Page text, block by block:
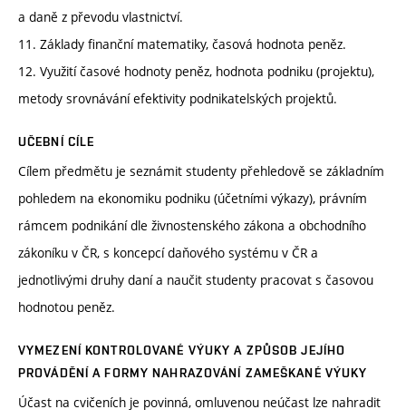
a daně z převodu vlastnictví.
11. Základy finanční matematiky, časová hodnota peněz.
12. Využití časové hodnoty peněz, hodnota podniku (projektu),
metody srovnávání efektivity podnikatelských projektů.
UČEBNÍ CÍLE
Cílem předmětu je seznámit studenty přehledově se základním
pohledem na ekonomiku podniku (účetními výkazy), právním
rámcem podnikání dle živnostenského zákona a obchodního
zákoníku v ČR, s koncepcí daňového systému v ČR a
jednotlivými druhy daní a naučit studenty pracovat s časovou
hodnotou peněz.
VYMEZENÍ KONTROLOVANÉ VÝUKY A ZPŮSOB JEJÍHO
PROVÁDĚNÍ A FORMY NAHRAZOVÁNÍ ZAMEŠKANÉ VÝUKY
Účast na cvičeních je povinná, omluvenou neúčast lze nahradit